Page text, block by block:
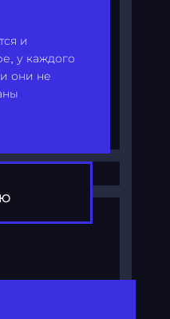
и
у каждого
они не